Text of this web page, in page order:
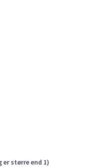
større end 1)